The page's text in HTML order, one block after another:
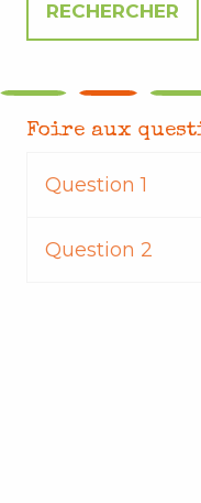
Foire aux
Question 1
Question 2